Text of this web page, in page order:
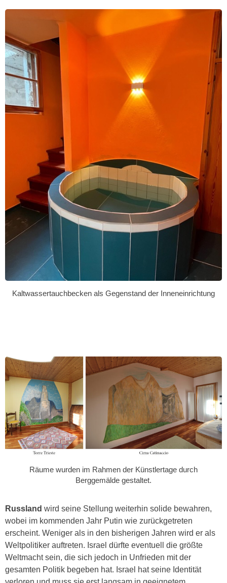
Kaltwassertauchbecken als Gegenstand der Inneneinrichtung
Räume wurden im Rahmen der Künstlertage durch
Berggemälde gestaltet.
Russland wird seine Stellung weiterhin solide bewahren,
wobei im kommenden Jahr Putin wie zurückgetreten
erscheint. Weniger als in den bisherigen Jahren wird er als
Weltpolitiker auftreten. Israel dürfte eventuell die größte
Weltmacht sein, die sich jedoch in Unfrieden mit der
gesamten Politik begeben hat. Israel hat seine Identität